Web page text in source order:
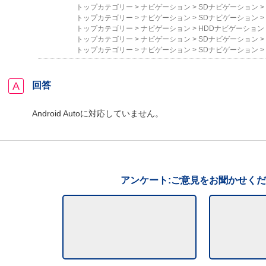
トップカテゴリー > ナビゲーション > SDナビゲーション >
トップカテゴリー > ナビゲーション > SDナビゲーション >
トップカテゴリー > ナビゲーション > HDDナビゲーション
トップカテゴリー > ナビゲーション > SDナビゲーション >
トップカテゴリー > ナビゲーション > SDナビゲーション >
回答
Android Autoに対応していません。
アンケート:ご意見をお聞かせく